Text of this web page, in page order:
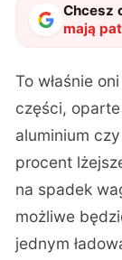
Chcesz
mają
To właśnie
części,
aluminium
procent
na spadek
możliwe
jednym